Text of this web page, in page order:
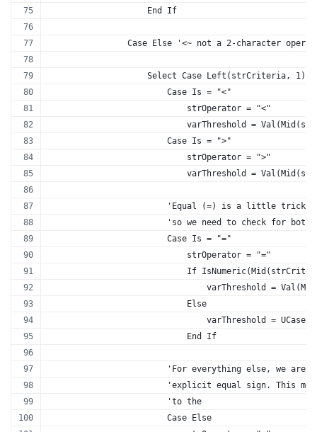
                    End If
Case Else '<~ not a 2-character
                    Select Case Left(strCriteria, 1)
                        Case Is = "<"
                            strOperator = "<"
varThreshold =
                        Case Is = ">"
                            strOperator = ">"
varThreshold =
'Equal (=) is a little tricky
'so we need to check for both
                        Case Is = "="
                            strOperator = "="
If
varThreshold =
                            Else
varThreshold =
                            End If
'For everything else, we are
'explicit equal sign. This
                        'to the
                        Case Else